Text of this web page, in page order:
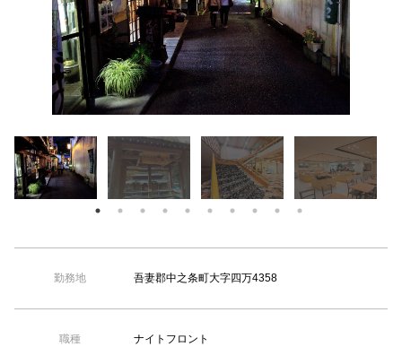
勤務地 吾妻郡中之条町大字四万4358
職種 ナイトフロント